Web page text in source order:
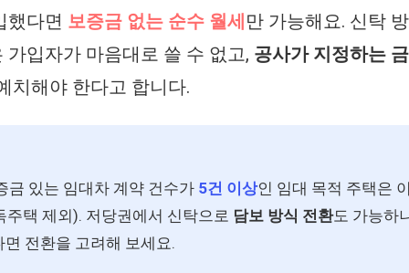
했다면 보증금 없는 순수 월세 만 가능해요. 신탁
입자가 마음대로 쓸 수 없고, 공사가 지정하는
치해야 한다고 합니다.
금 있는 임대차 계약 건수가 5건 이상인 임대 목적 주택은 이
택 제외). 저당권에서 신탁으로 담보 방식 전환도 가능하
전환을 고려해 보세요.